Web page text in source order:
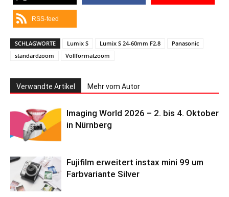
RSS-feed
SCHLAGWORTE Lumix S Lumix S 24-60mm F2.8
Panasonic
standardzoom
Vollformatzoom
Verwandte Artikel Mehr vom Autor
Imaging World 2026 – 2. bis 4. Oktober
in Nürnberg
Fujifilm erweitert instax mini 99 um
Farbvariante Silver